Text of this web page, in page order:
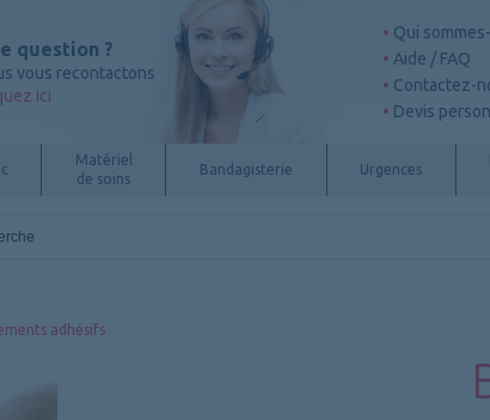
question ?
vous recontactons
ici
Qui
Aide / FAQ
Contactez-
Devis
Matériel
de soins
Bandagisterie Urgences
adhésifs